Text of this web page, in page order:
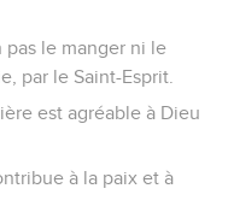
pas le manger ni le
par le Saint-Esprit.
est agréable à Dieu
à la paix et à